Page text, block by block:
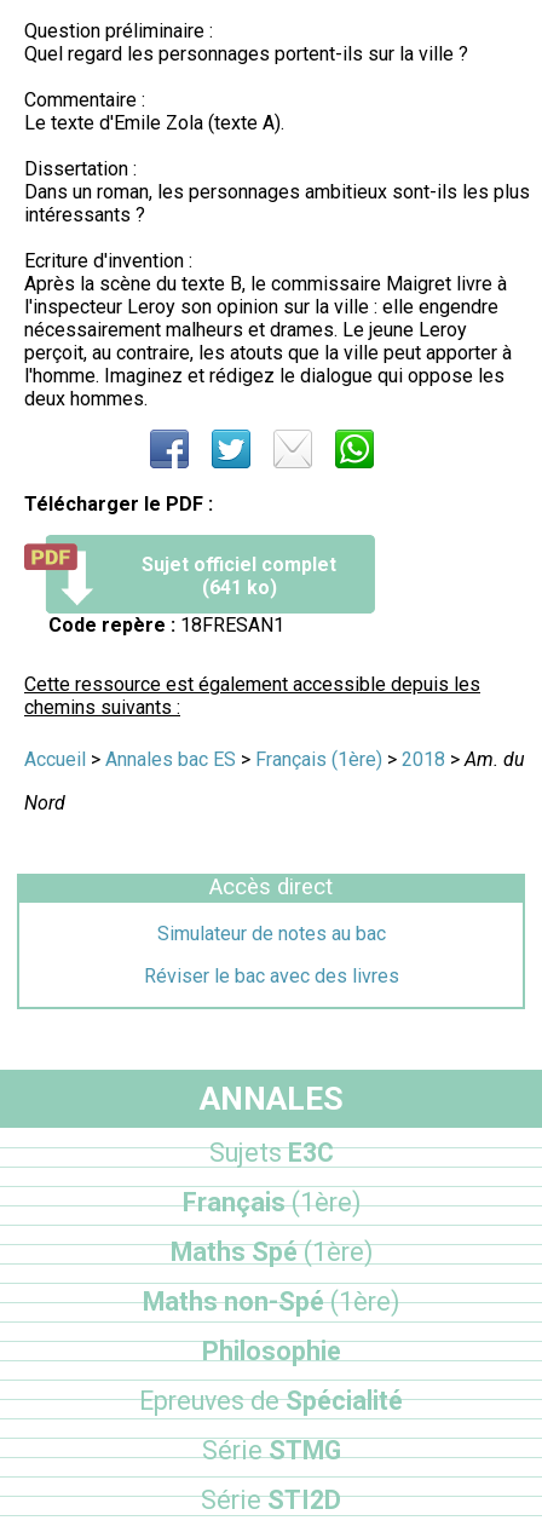
Question préliminaire :
Quel regard les personnages portent-ils sur la ville ?
Commentaire :
Le texte d'Emile Zola (texte A).
Dissertation :
Dans un roman, les personnages ambitieux sont-ils les plus
intéressants ?
Ecriture d'invention :
Après la scène du texte B, le commissaire Maigret livre à
l'inspecteur Leroy son opinion sur la ville : elle engendre
nécessairement malheurs et drames. Le jeune Leroy
perçoit, au contraire, les atouts que la ville peut apporter à
l'homme. Imaginez et rédigez le dialogue qui oppose les
deux hommes.
Télécharger le PDF :
Sujet officiel complet
(641 ko)
Code repère : 18FRESAN1
Cette ressource est également accessible depuis les
chemins suivants :
Accueil > Annales bac ES > Français (1ère) > 2018 >Am. du
Nord
Accès direct
Simulateur de notes au bac
Réviser le bac avec des livres
ANNALES
SujetsE3C
Français(1ère)
Maths Spé(1ère)
Maths non-Spé(1ère)
Philosophie
Epreuves deSpécialité
SérieSTMG
SérieSTI2D